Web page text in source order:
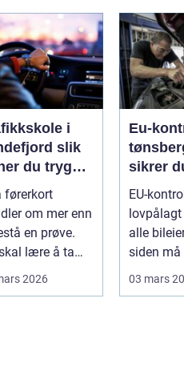
i
slik
du trygg
førerkort
om mer enn
en prøve.
lære å ta
2026
Eu-
sikrer
bilen
EU-
alle
siden
03 mars